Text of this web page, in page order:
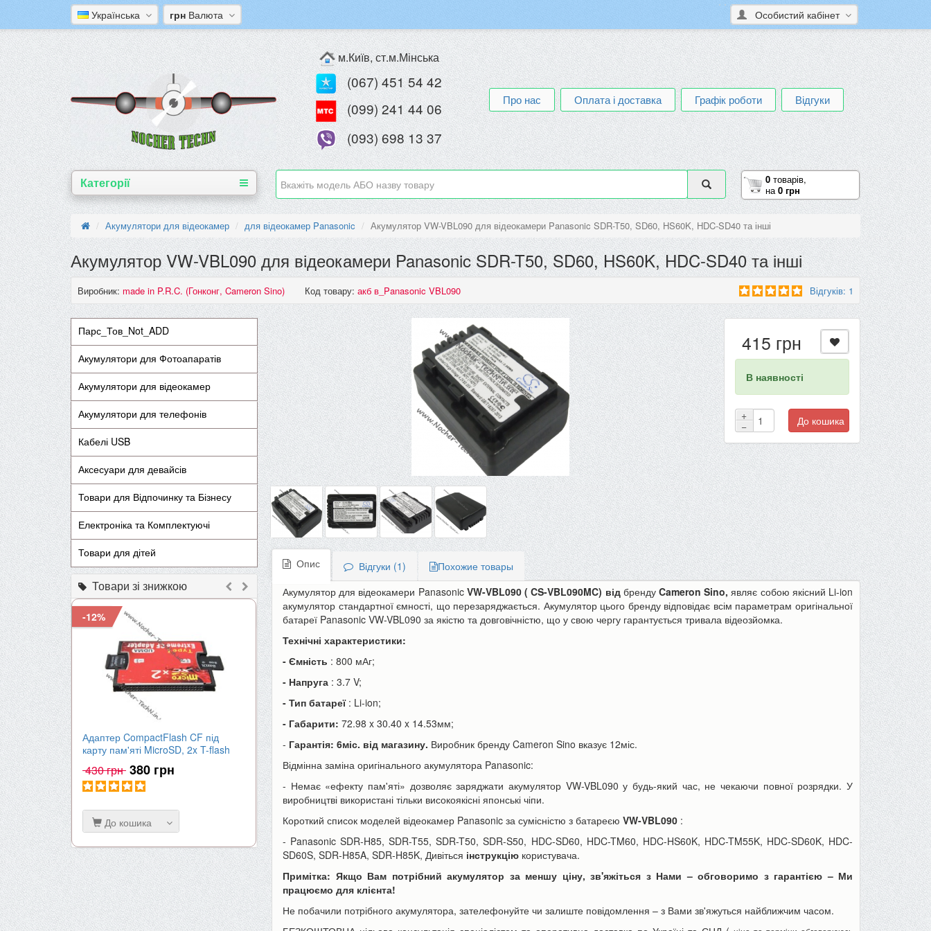
Українська грн Валюта Особистий кабінет
м.Київ, ст.м.Мінська
(067) 451 54 42
(099) 241 44 06
(093) 698 13 37
Про нас Оплата і доставка Графік роботи Відгуки
0товарів,
на0 грн
Категорії
Акумулятори для відеокамер для відеокамер Panasonic Акумулятор VW-VBL090 для відеокамери Panasonic SDR-T50, SD60, HS60K, HDC-SD40 та інші
Акумулятор VW-VBL090 для відеокамери Panasonic SDR-T50, SD60, HS60K, HDC-SD40 та інші
Виробник: made in P.R.C. (Гонконг, Cameron Sino) Код товару: акб в_Panasonic VBL090 Відгуків: 1
Парс_Тов_Not_ADD
Акумулятори для Фотоапаратів
Акумулятори для відеокамер
Акумулятори для телефонів
Кабелі USB
Аксесуари для девайсів
Товари для Відпочинку та Бізнесу
Електроніка та Комплектуючі
Товари для дітей
Товари зі знижкою
-12%
Адаптер CompactFlash CF під
карту пам'яті MicroSD, 2x T-flash
430 грн 380 грн
До кошика
-9%
Акумулятори Canon LP-E6 | LP-E6N
| 2000mAh для фотоапарата EOS...
650 грн 590 грн
До кошика
-10%
Акумулятор для телефону Apple
iPhone 6s Plus 3000mAh...
390 грн 350 грн
До кошика
-22%
До кошика
Товщиномір шару
шпаклівки, лаку
680 грн 590 грн
До кошика
415 грн
В наявності
+
−
До кошика
Опис Відгуки (1)
Похожие товары
Акумулятор для відеокамери Panasonic VW-VBL090 ( CS-VBL090MC) відбренду Cameron Sino, являє собою якісний Li-ion
акумулятор стандартної ємності, що перезаряджається. Акумулятор цього бренду відповідає всім параметрам оригінальної
батареї Panasonic VW-VBL090 за якістю та довговічністю, що у свою чергу гарантується тривала відеозйомка.
Технічні характеристики:
- Ємність : 800 мАг;
- Напруга : 3.7 V;
- Тип батареї: Li-ion;
- Габарити: 72.98 x 30.40 x 14.53мм;
- Гарантія: 6міс. від магазину. Виробник бренду Cameron Sino вказує 12міс.
Відмінна заміна оригінального акумулятора Panasonic:
- Немає «ефекту пам'яті» дозволяє заряджати акумулятор VW-VBL090 у будь-який час, не чекаючи повної розрядки. У
виробництві використані тільки високоякісні японські чіпи.
Короткий список моделей відеокамер Panasonic за сумісністю з батареєю VW-VBL090 :
- Panasonic SDR-H85, SDR-T55, SDR-T50, SDR-S50, HDC-SD60, HDC-TM60, HDC-HS60K, HDC-TM55K, HDC-SD60K, HDC-
SD60S, SDR-H85A, SDR-H85K, Дивіться інструкцію користувача.
Примітка: Якщо Вам потрібний акумулятор за меншу ціну, зв'яжіться з Нами – обговоримо з гарантією – Ми
працюємо для клієнта!
Не побачили потрібного акумулятора, зателефонуйте чи залиште повідомлення – з Вами зв'яжуться найближчим часом.